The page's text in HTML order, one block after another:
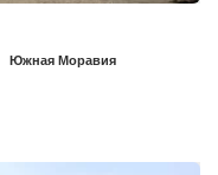
Южная Моравия